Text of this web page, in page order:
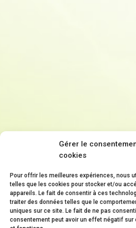
Gérer le
cookies
Pour offrir les meilleures expériences, nous
telles que les cookies pour stocker et/ou
appareils. Le fait de consentir à ces
traiter des données telles que le
uniques sur ce site. Le fait de ne pas
consentement peut avoir un effet négatif